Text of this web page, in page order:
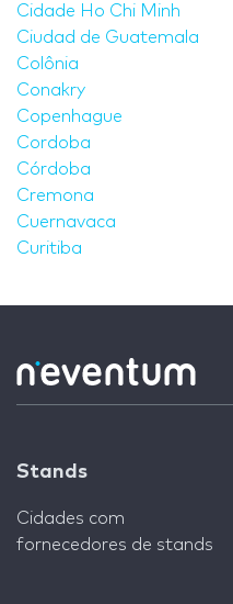
Cidade Ho Chi Minh
Ciudad de Guatemala
Colônia
Conakry
Copenhague
Cordoba
Córdoba
Cremona
Cuernavaca
Curitiba
Stands
Cidades com
fornecedores de stands